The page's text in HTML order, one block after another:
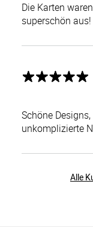
Die Karten
superschön aus!
Schöne
unkomplizierte
Alle